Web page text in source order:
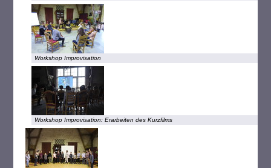
Workshop Improvisation
Workshop Improvisation: Erarbeiten des Kurzfilms